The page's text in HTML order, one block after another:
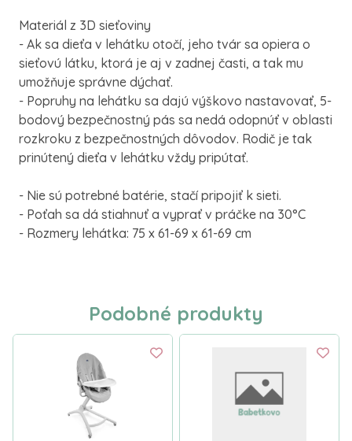
Materiál z 3D sieťoviny
- Ak sa dieťa v lehátku otočí, jeho tvár sa opiera o
sieťovú látku, ktorá je aj v zadnej časti, a tak mu
umožňuje správne dýchať.
- Popruhy na lehátku sa dajú výškovo nastavovať, 5-
bodový bezpečnostný pás sa nedá odopnúť v oblasti
rozkroku z bezpečnostných dôvodov. Rodič je tak
prinútený dieťa v lehátku vždy pripútať.
- Nie sú potrebné batérie, stačí pripojiť k sieti.
- Poťah sa dá stiahnuť a vyprať v práčke na 30°C
- Rozmery lehátka: 75 x 61-69 x 61-69 cm
Podobné produkty